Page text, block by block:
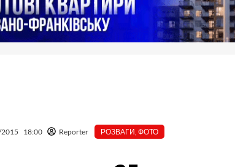
18:00 Reporter РОЗВАГИ ФОТО